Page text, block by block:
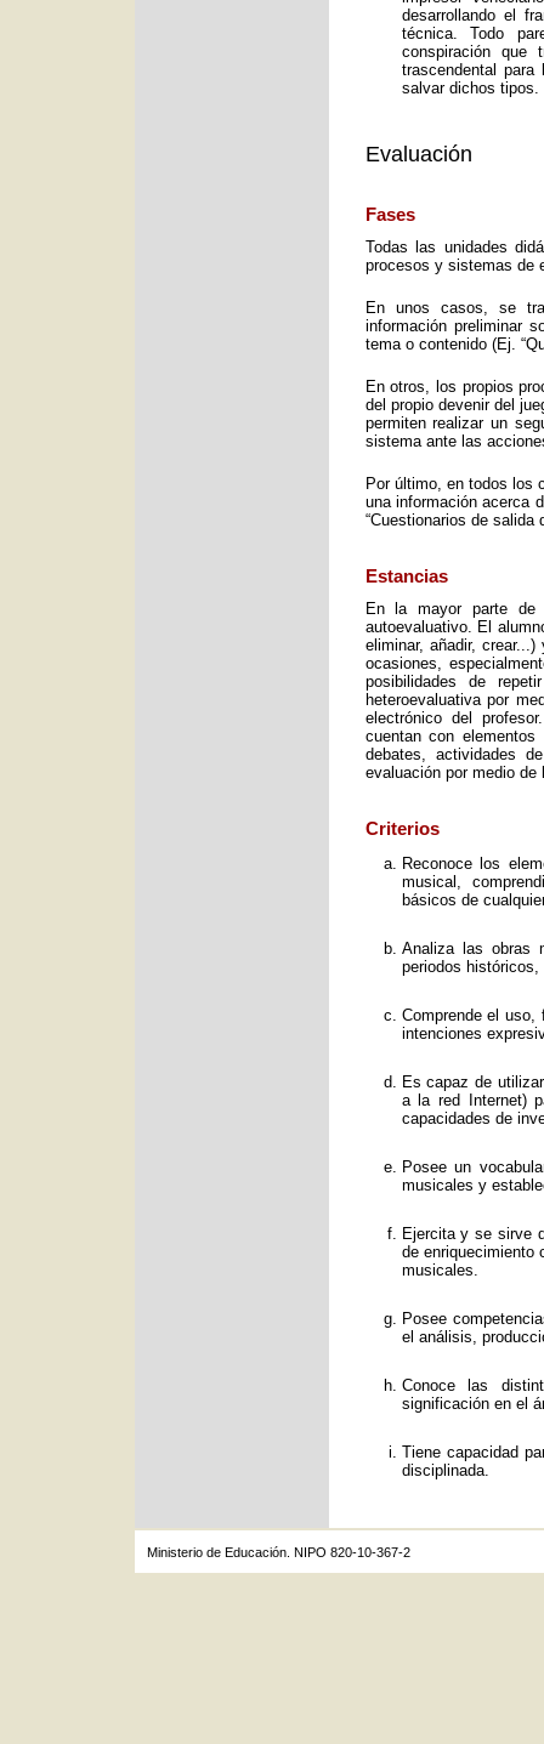
desarrollando el
técnica. Todo
conspiración
trascendental
salvar dichos tipos.
Evaluación
Fases
Todas las unidades
procesos y sistemas de
En unos casos, se
información preliminar
tema o contenido (Ej.
En otros, los propios
del propio devenir del
permiten realizar un
sistema ante las
Por último, en todos los
una información acerca
“Cuestionarios de salida
Estancias
En la mayor parte de
autoevaluativo. El
eliminar, añadir,
ocasiones,
posibilidades de
heteroevaluativa por
electrónico del
cuentan con
debates, actividades
evaluación por medio
Criterios
Reconoce los
musical,
básicos de
Analiza las obras
periodos
Comprende el
intenciones
Es capaz de
a la red Internet)
capacidades de
Posee un
musicales y
Ejercita y se sirve
de enriquecimiento
musicales.
Posee
el análisis,
Conoce las
significación en el
Tiene capacidad
disciplinada.
Ministerio de Educación. NIPO 820-10-367-2